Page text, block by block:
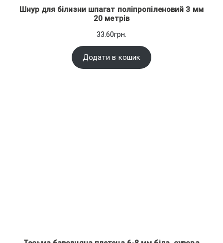
Шнур для білизни шпагат поліпропіленовий 3 мм
20 метрів
33.60грн.
Додати в кошик